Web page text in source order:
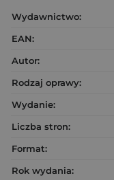
Wydawnictwo:
EAN:
Autor:
Rodzaj oprawy:
Wydanie:
Liczba stron:
Format:
Rok wydania: